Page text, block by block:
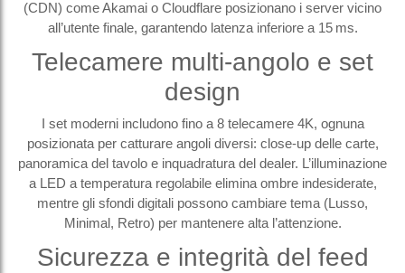
(CDN) come Akamai o Cloudflare posizionano i server vicino
all’utente finale, garantendo latenza inferiore a 15 ms.
Telecamere multi‑angolo e set
design
I set moderni includono fino a 8 telecamere 4K, ognuna
posizionata per catturare angoli diversi: close‑up delle carte,
panoramica del tavolo e inquadratura del dealer. L’illuminazione
a LED a temperatura regolabile elimina ombre indesiderate,
mentre gli sfondi digitali possono cambiare tema (Lusso,
Minimal, Retro) per mantenere alta l’attenzione.
Sicurezza e integrità del feed